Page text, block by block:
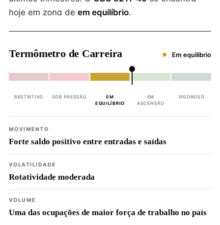
hoje em zona de em equilíbrio.
Termômetro de Carreira Em equilíbrio
RESTRITIVO SOB PRESSÃO
EM
EQUILÍBRIO
EM
ASCENSÃO
VIGOROSO
MOVIMENTO
Forte saldo positivo entre entradas e saídas
VOLATILIDADE
Rotatividade moderada
VOLUME
Uma das ocupações de maior força de trabalho no país